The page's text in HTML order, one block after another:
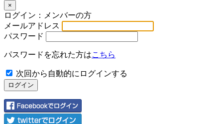
×
ログイン：メンバーの方
メールアドレス
パスワード
パスワードを忘れた方はこちら
次回から自動的にログインする